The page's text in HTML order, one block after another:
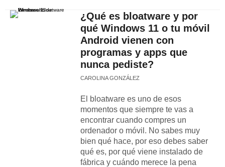
¿Qué es bloatware y por
qué Windows 11 o tu móvil
Android vienen con
programas y apps que
nunca pediste?
CAROLINA GONZÁLEZ
El bloatware es uno de esos
momentos que siempre te vas a
encontrar cuando compres un
ordenador o móvil. No sabes muy
bien qué hace, por eso debes saber
qué es, por qué viene instalado de
fábrica y cuándo merece la pena